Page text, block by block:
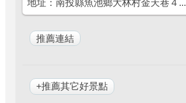
地址：南投縣魚池鄉大林村金天巷４...
+推薦其它好景點